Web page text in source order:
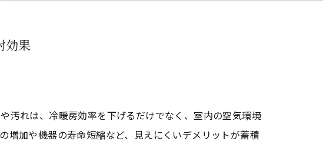
効果
汚れは、冷暖房効率を下げるだけでなく、室内の空気環境
増加や機器の寿命短縮など、見えにくいデメリットが蓄積